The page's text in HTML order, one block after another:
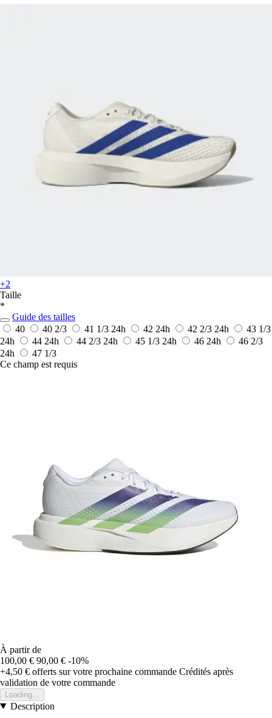
+2
Taille
*
Guide des tailles
40
40 2/3 41 1/3 24h 42 24h 42 2/3 24h
43 1/3
24h
44 24h 44 2/3 24h 45 1/3 24h 46 24h
46 2/3
24h
47 1/3
Ce champ est requis
À partir de
100,00 € 90,00 € -10%
+4,50 € offerts sur votre prochaine commande Crédités après
validation de votre commande
Loading...
Description